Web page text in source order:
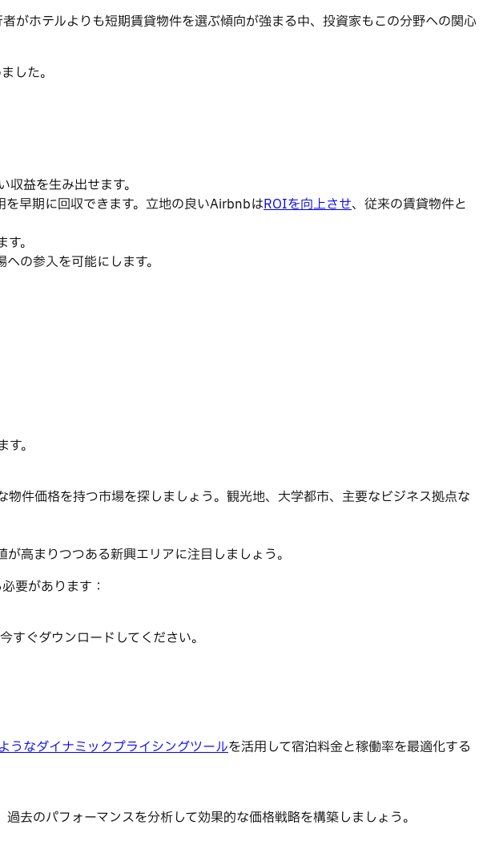
ホテルよりも短期賃貸物件を選ぶ傾向が強まる中、投資家もこの分野への関心
した。
益を生み出せます。
を早期に回収できます。立地の良いAirbnbはROIを向上させ、従来の賃貸物件と
。
の参入を可能にします。
。
件価格を持つ市場を探しましょう。観光地、大学都市、主要なビジネス拠点な
高まりつつある新興エリアに注目しましょう。
要があります：
ぐダウンロードしてください。
うなダイナミックプライシングツールを活用して宿泊料金と稼働率を最適化する
去のパフォーマンスを分析して効果的な価格戦略を構築しましょう。